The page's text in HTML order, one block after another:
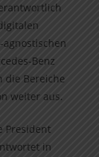
Benz
die Bereiche
weiter aus.
President
in